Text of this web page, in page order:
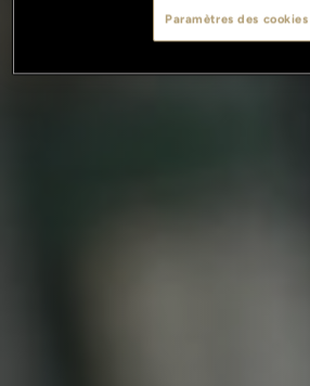
Paramètres des cookies